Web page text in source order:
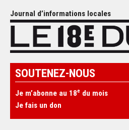
Journal d’informations locales
SOUTENEZ-NOUS
Je m’abonne au 18e du mois
Je fais un don